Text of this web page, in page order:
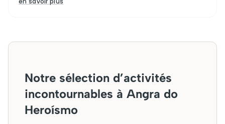
Notre sélection d’activités
incontournables à Angra do
Heroísmo